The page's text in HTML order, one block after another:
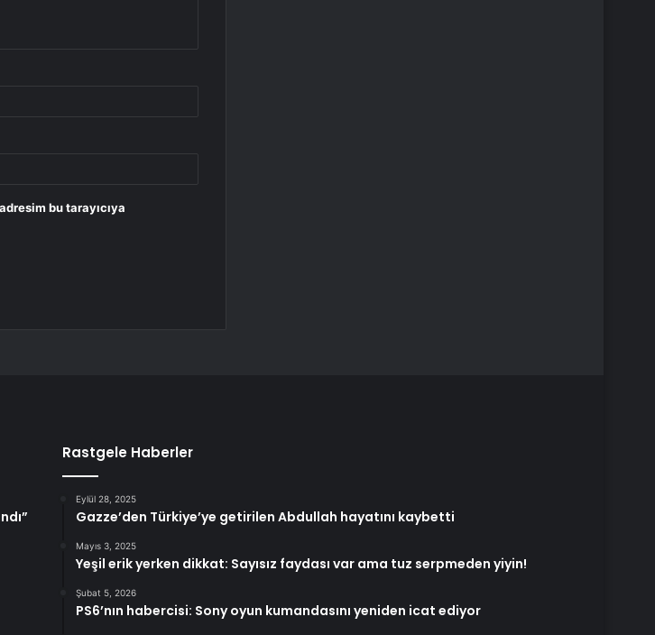
bu tarayıcıya
Rastgele Haberler
Eylül 28, 2025
Gazze’den Türkiye’ye getirilen Abdullah hayatını kaybetti
Mayıs 3, 2025
Yeşil erik yerken dikkat: Sayısız faydası var ama tuz serpmeden yiyin!
Şubat 5, 2026
PS6’nın habercisi: Sony oyun kumandasını yeniden icat ediyor